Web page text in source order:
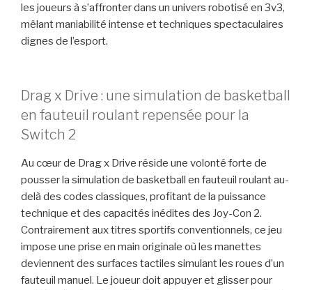
les joueurs à s’affronter dans un univers robotisé en 3v3,
mêlant maniabilité intense et techniques spectaculaires
dignes de l’esport.
Drag x Drive : une simulation de basketball
en fauteuil roulant repensée pour la
Switch 2
Au cœur de Drag x Drive réside une volonté forte de
pousser la simulation de basketball en fauteuil roulant au-
delà des codes classiques, profitant de la puissance
technique et des capacités inédites des Joy-Con 2.
Contrairement aux titres sportifs conventionnels, ce jeu
impose une prise en main originale où les manettes
deviennent des surfaces tactiles simulant les roues d’un
fauteuil manuel. Le joueur doit appuyer et glisser pour